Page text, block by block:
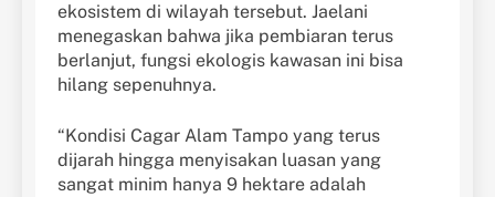
ekosistem di wilayah tersebut. Jaelani
menegaskan bahwa jika pembiaran terus
berlanjut, fungsi ekologis kawasan ini bisa
hilang sepenuhnya.
“Kondisi Cagar Alam Tampo yang terus
dijarah hingga menyisakan luasan yang
sangat minim hanya 9 hektare adalah